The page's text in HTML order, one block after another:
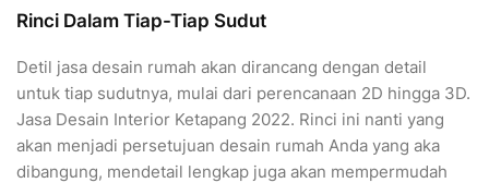
Rinci Dalam Tiap-Tiap Sudut
Detil jasa desain rumah akan dirancang dengan detail
untuk tiap sudutnya, mulai dari perencanaan 2D hingga 3D.
Jasa Desain Interior Ketapang 2022. Rinci ini nanti yang
akan menjadi persetujuan desain rumah Anda yang aka
dibangung, mendetail lengkap juga akan mempermudah